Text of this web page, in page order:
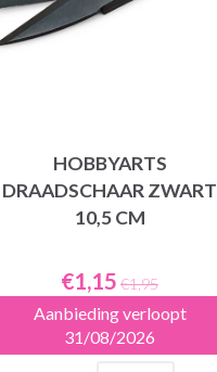
HOBBYARTS
DRAADSCHAAR ZWART
10,5 CM
€1,15 €1,95
Aanbieding verloopt
31/08/2026